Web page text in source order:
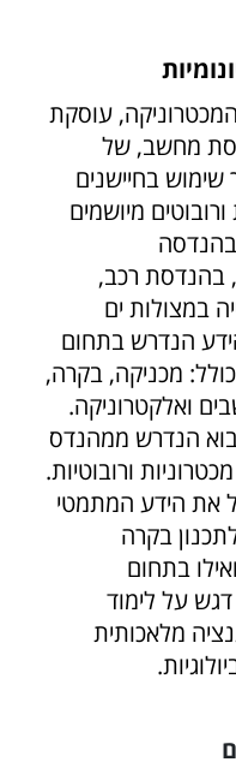
עוסקת
מחשב, של
שימוש בחיישנים
מיושמים
בהנדסת רכב,
במצולות ים
הנדרש בתחום
מכניקה, בקרה,
ואלקטרוניקה.
הנדרש ממהנדס
ורובוטיות.
את הידע המתמטי
בקרה
בתחום
על לימוד
מלאכותית